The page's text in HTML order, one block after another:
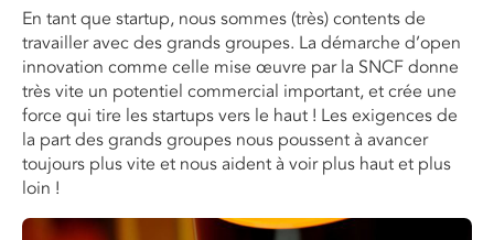
En tant que startup, nous sommes (très) contents de
travailler avec des grands groupes. La démarche d’open
innovation comme celle mise œuvre par la SNCF donne
très vite un potentiel commercial important, et crée une
force qui tire les startups vers le haut ! Les exigences de
la part des grands groupes nous poussent à avancer
toujours plus vite et nous aident à voir plus haut et plus
loin !